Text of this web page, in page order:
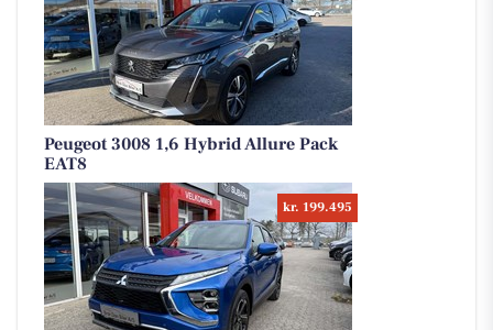
Peugeot 3008 1,6 Hybrid Allure Pack
EAT8
kr. 199.495